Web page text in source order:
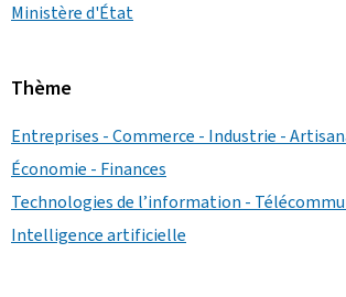
Ministère d'État
Thème
Entreprises - Commerce - Industrie -
Économie - Finances
Technologies de l’information -
Intelligence artificielle